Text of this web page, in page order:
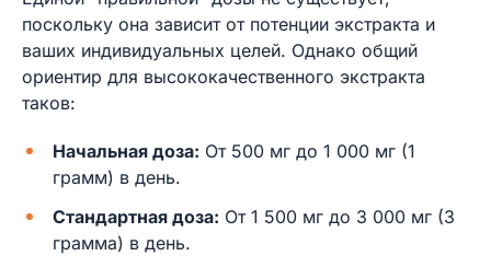
поскольку она зависит от потенции экстракта и
ваших индивидуальных целей. Однако общий
ориентир для высококачественного экстракта
таков:
Начальная доза: От 500 мг до 1 000 мг (1
грамм) в день.
Стандартная доза: От 1 500 мг до 3 000 мг (3
грамма) в день.